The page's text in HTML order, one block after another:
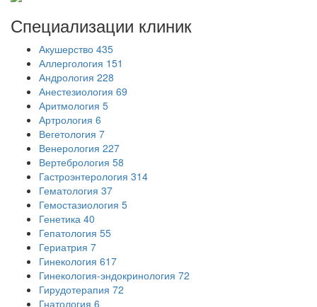
Специализации клиник
Акушерство 435
Аллергология 151
Андрология 228
Анестезиология 69
Аритмология 5
Артрология 6
Вегетология 7
Венерология 227
Вертебрология 58
Гастроэнтерология 314
Гематология 37
Гемостазиология 5
Генетика 40
Гепатология 55
Гериатрия 7
Гинекология 617
Гинекология-эндокринология 72
Гирудотерапия 72
Гнатология 6